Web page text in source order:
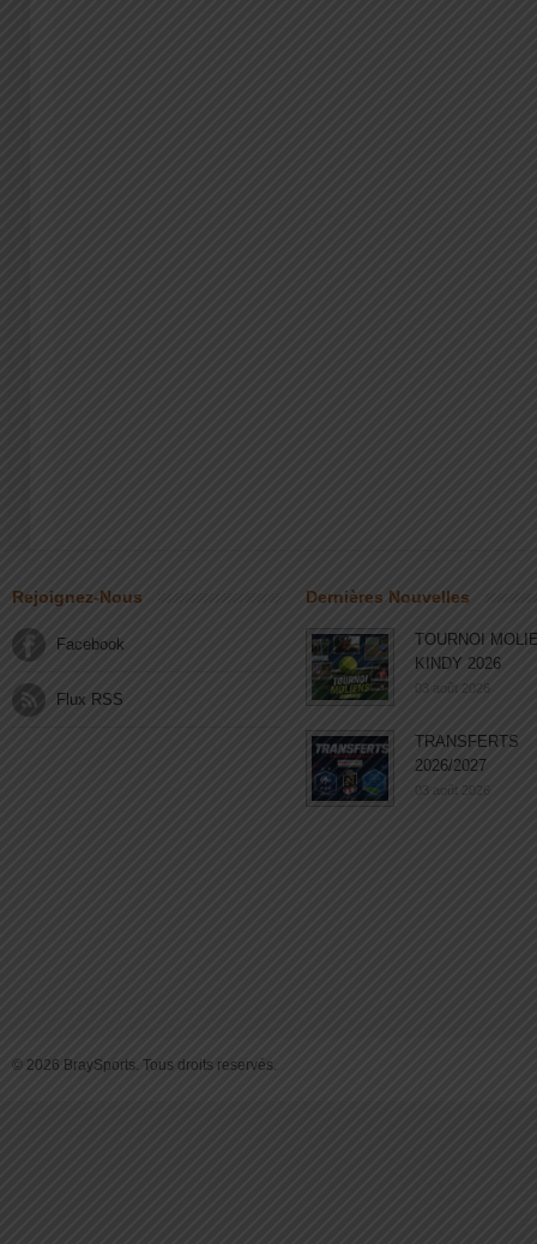
Rejoignez-Nous
Facebook
Flux RSS
Dernières Nouvelles
TOURNOI
KINDY 2026
03 août 2026
TRANSFERTS
2026/2027
03 août 2026
© 2026 BraySports. Tous droits reservés.